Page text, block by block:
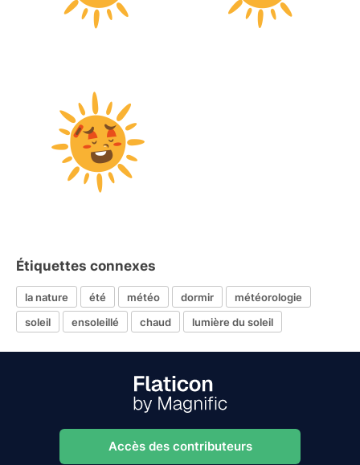
Étiquettes connexes
la nature été météo dormir
météorologie
soleil
ensoleillé chaud lumière du soleil
Accès des contributeurs